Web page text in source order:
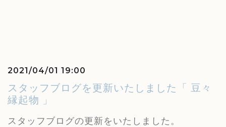
2021/04/01 19:00
スタッフブログを更新いたしました「 豆々
縁起物 」
スタッフブログの更新をいたしました。